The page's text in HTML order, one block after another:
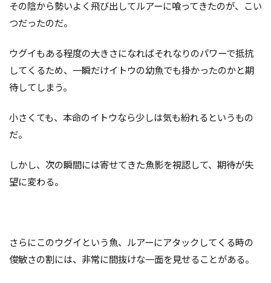
その陰から勢いよく飛び出してルアーに喰ってきたのが、こい
つだったのだ。
ウグイもある程度の大きさになればそれなりのパワーで抵抗
してくるため、一瞬だけイトウの幼魚でも掛かったのかと期
待してしまう。
小さくても、本命のイトウなら少しは気も紛れるというもの
だ。
しかし、次の瞬間には寄せてきた魚影を視認して、期待が失
望に変わる。
さらにこのウグイという魚、ルアーにアタックしてくる時の
俊敏さの割には、非常に間抜けな一面を見せることがある。